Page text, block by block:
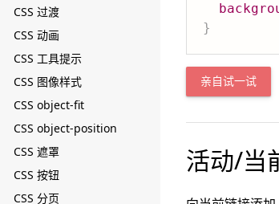
CSS 过渡
CSS 动画
CSS 工具提示
CSS 图像样式
CSS object-fit
CSS object-position
CSS 遮罩
CSS 按钮
CSS 分页
}
亲自试一试
活动/当